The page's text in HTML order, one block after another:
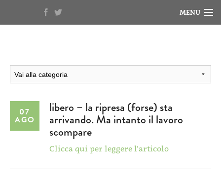
MENU
RASSEGNA STAMPA
VIDEO
07
AGO
libero – la ripresa (forse) sta
arrivando. Ma intanto il lavoro
scompare
Clicca qui per leggere l’articolo